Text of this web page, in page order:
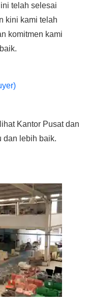
telah selesai
kini kami telah
komitmen kami
Kantor Pusat dan
dan lebih baik.